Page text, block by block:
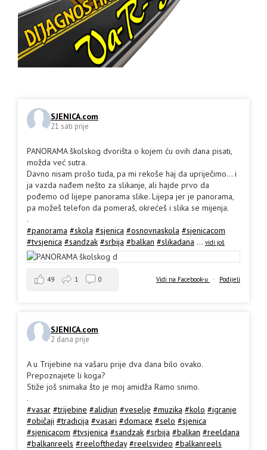
SJENICA.com
21 sati prije
PANORAMA školskog dvorišta o kojem ću ovih dana pisati,
možda već sutra.
Davno nisam prošo tuda, pa mi rekoše haj da upriječimo... i
ja vazda nađem nešto za slikanje, ali hajde prvo da
pođemo od lijepe panorama slike. Lijepa jer je panorama,
pa možeš telefon da pomeraš, okrećeš i slika se mijenja.
.
#panorama #skola #sjenica #osnovnaskola #sjenicacom
#tvsjenica #sandzak #srbija #balkan #slikadana ... vidi još
Vidi na Facebook-u · Podijeli
49 1 0
SJENICA.com
2 dana prije
A u Trijebine na vašaru prije dva dana bilo ovako.
Prepoznajete li koga?
Stiže još snimaka što je moj amidža Ramo snimo.
.
#vasar #trijebine #alidjun #veselje #muzika #kolo #igranje
#običaji #tradicija #vasari #domace #selo #sjenica
#sjenicacom #tvsjenica #sandzak #srbija #balkan #reeldana
#balkanreels #reeloftheday #reelsvideo #balkanreels